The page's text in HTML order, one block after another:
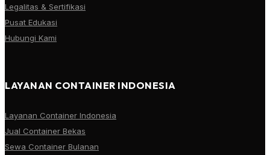
Legalitas & Sertifikasi
Pusat Edukasi
Hubungi Kami
LAYANAN CONTAINER INDONESIA
Layanan Container Indonesia
Jual Container Bekas
Sewa Container Bulanan